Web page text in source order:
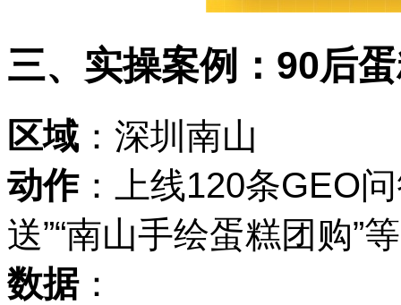
三、实操案例： 90后
区域 ：深圳南山
动作：上线120条GEO
送”“南山手绘蛋糕团购”
数据：